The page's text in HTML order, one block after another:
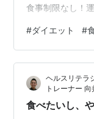
食事制限なし！
たくし”田中なつ
のある元ダイエ
ットを試してき
す。 記事を読み
溢れていること
をご紹介いたし
#ダイエット #
ヘルスリテラ
トレーナー
食べたいし、